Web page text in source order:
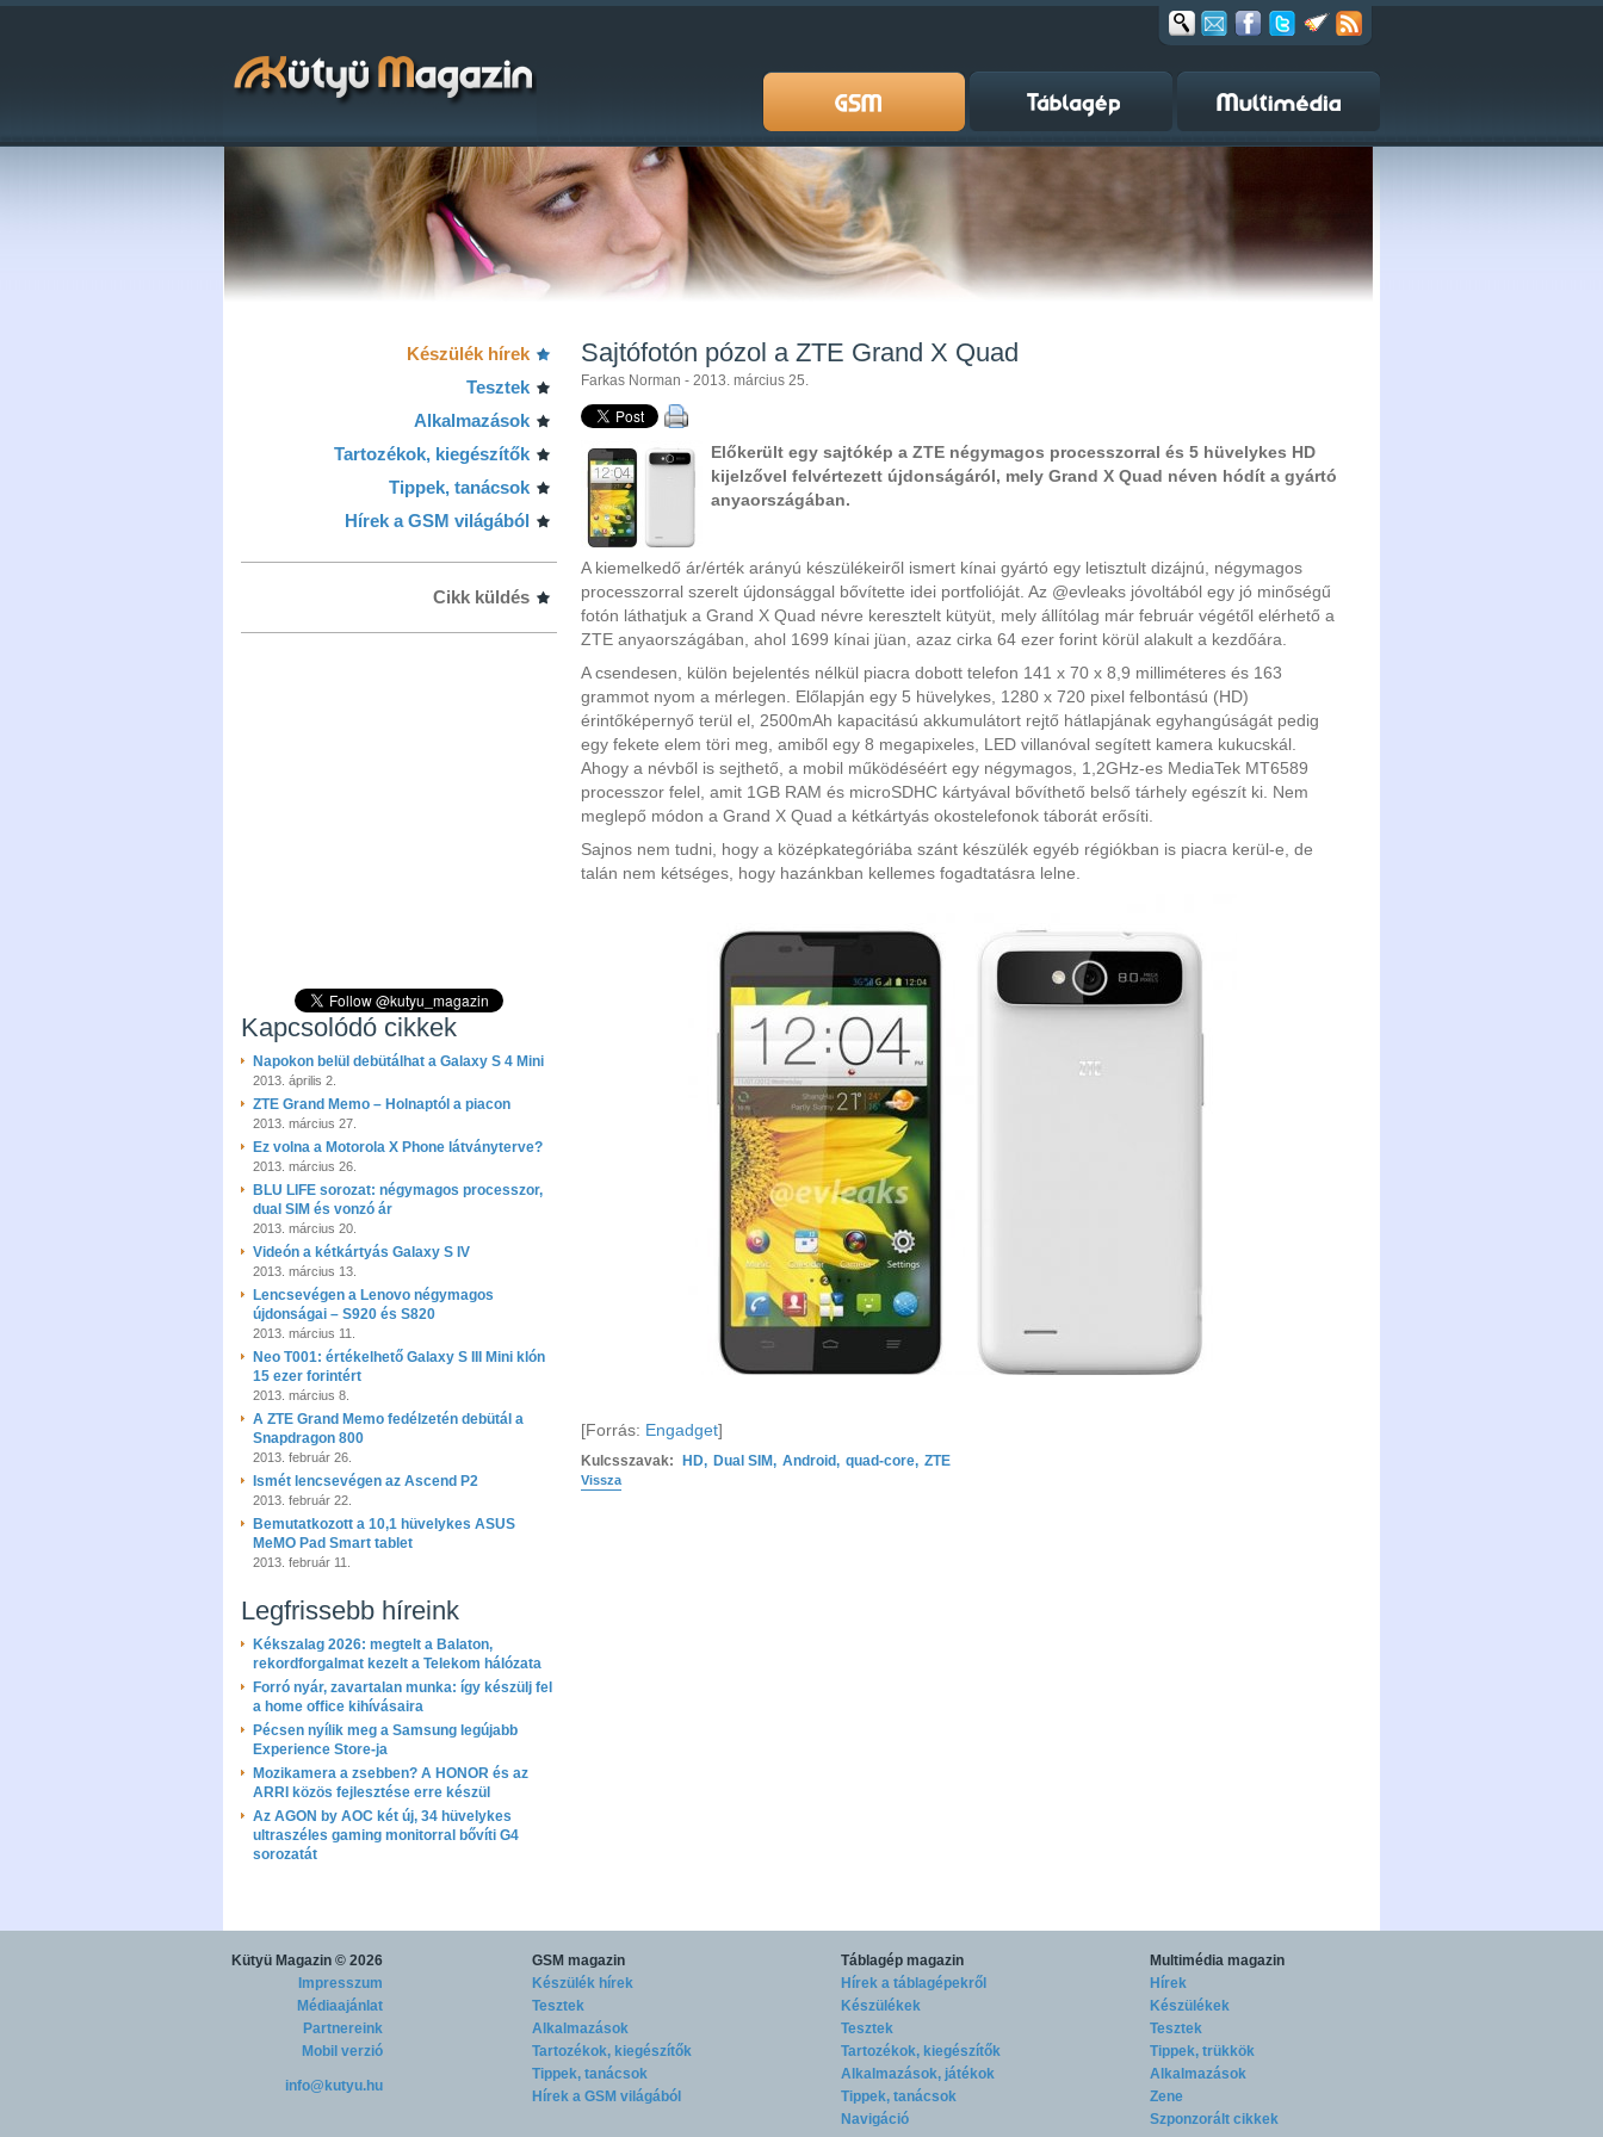
Készülék hírek
Tesztek
Alkalmazások
Tartozékok, kiegészítők
Tippek, tanácsok
Hírek a GSM világából
Cikk küldés
Kapcsolódó cikkek
Napokon belül debütálhat a Galaxy S 4 Mini
2013. április 2.
ZTE Grand Memo – Holnaptól a piacon
2013. március 27.
Ez volna a Motorola X Phone látványterve?
2013. március 26.
BLU LIFE sorozat: négymagos processzor,
dual SIM és vonzó ár
2013. március 20.
Videón a kétkártyás Galaxy S IV
2013. március 13.
Lencsevégen a Lenovo négymagos
újdonságai – S920 és S820
2013. március 11.
Neo T001: értékelhető Galaxy S III Mini klón
15 ezer forintért
2013. március 8.
A ZTE Grand Memo fedélzetén debütál a
Snapdragon 800
2013. február 26.
Ismét lencsevégen az Ascend P2
2013. február 22.
Bemutatkozott a 10,1 hüvelykes ASUS
MeMO Pad Smart tablet
2013. február 11.
Legfrissebb híreink
Kékszalag 2026: megtelt a Balaton,
rekordforgalmat kezelt a Telekom hálózata
Forró nyár, zavartalan munka: így készülj fel
a home office kihívásaira
Pécsen nyílik meg a Samsung legújabb
Experience Store-ja
Mozikamera a zsebben? A HONOR és az
ARRI közös fejlesztése erre készül
Az AGON by AOC két új, 34 hüvelykes
ultraszéles gaming monitorral bővíti G4
sorozatát
Sajtófotón pózol a ZTE Grand X Quad
Farkas Norman - 2013. március 25.
Előkerült egy sajtókép a ZTE négymagos processzorral és 5 hüvelykes HD
kijelzővel felvértezett újdonságáról, mely Grand X Quad néven hódít a gyártó
anyaországában.
A kiemelkedő ár/érték arányú készülékeiről ismert kínai gyártó egy letisztult dizájnú, négymagos
processzorral szerelt újdonsággal bővítette idei portfolióját. Az @evleaks jóvoltából egy jó minőségű
fotón láthatjuk a Grand X Quad névre keresztelt kütyüt, mely állítólag már február végétől elérhető a
ZTE anyaországában, ahol 1699 kínai jüan, azaz cirka 64 ezer forint körül alakult a kezdőára.
A csendesen, külön bejelentés nélkül piacra dobott telefon 141 x 70 x 8,9 milliméteres és 163
grammot nyom a mérlegen. Előlapján egy 5 hüvelykes, 1280 x 720 pixel felbontású (HD)
érintőképernyő terül el, 2500mAh kapacitású akkumulátort rejtő hátlapjának egyhangúságát pedig
egy fekete elem töri meg, amiből egy 8 megapixeles, LED villanóval segített kamera kukucskál.
Ahogy a névből is sejthető, a mobil működéséért egy négymagos, 1,2GHz-es MediaTek MT6589
processzor felel, amit 1GB RAM és microSDHC kártyával bővíthető belső tárhely egészít ki. Nem
meglepő módon a Grand X Quad a kétkártyás okostelefonok táborát erősíti.
Sajnos nem tudni, hogy a középkategóriába szánt készülék egyéb régiókban is piacra kerül-e, de
talán nem kétséges, hogy hazánkban kellemes fogadtatásra lelne.
[Forrás: Engadget]
Kulcsszavak: HD, Dual SIM, Android, quad-core, ZTE
Vissza
Kütyü Magazin © 2026
Impresszum
Médiaajánlat
Partnereink
Mobil verzió
info@kutyu.hu
GSM magazin
Készülék hírek
Tesztek
Alkalmazások
Tartozékok, kiegészítők
Tippek, tanácsok
Hírek a GSM világából
Táblagép magazin
Hírek a táblagépekről
Készülékek
Tesztek
Tartozékok, kiegészítők
Alkalmazások, játékok
Tippek, tanácsok
Navigáció
Multimédia magazin
Hírek
Készülékek
Tesztek
Tippek, trükkök
Alkalmazások
Zene
Szponzorált cikkek